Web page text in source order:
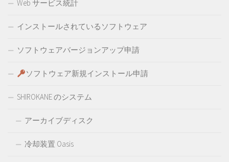
Web サービス統計
インストールされているソフトウェア
ソフトウェアバージョンアップ申請
ソフトウェア新規インストール申請
SHIROKANE のシステム
アーカイブディスク
冷却装置 Oasis